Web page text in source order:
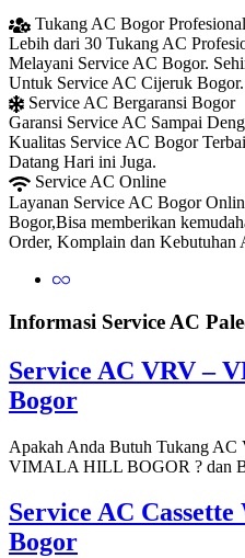
Tukang AC Bogor Profesional
Lebih dari 30 Tukang AC
Melayani Service AC Bogor.
Untuk Service AC Cijeruk Bogor.
Service AC Bergaransi Bogor
Garansi Service AC Sampai
Kualitas Service AC Bogor
Datang Hari ini Juga.
Service AC Online
Layanan Service AC Bogor
Bogor,Bisa memberikan
Order, Komplain dan Kebutuhan
Informasi Service AC
Service AC VRV –
Bogor
Apakah Anda Butuh Tukang AC
VIMALA HILL BOGOR ? dan
Service AC
Bogor